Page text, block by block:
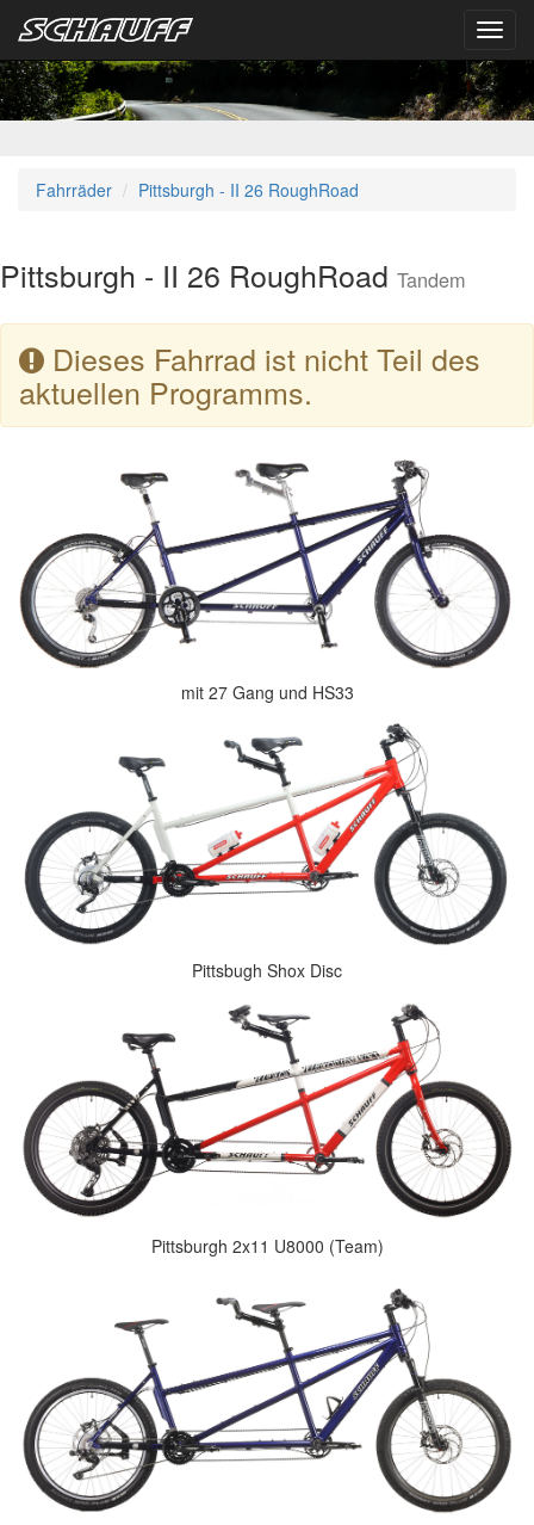
Fahrräder Pittsburgh - II 26 RoughRoad
Pittsburgh - II 26 RoughRoad Tandem
Dieses Fahrrad ist nicht Teil des
aktuellen Programms.
mit 27 Gang und HS33
Pittsbugh Shox Disc
Pittsburgh 2x11 U8000 (Team)